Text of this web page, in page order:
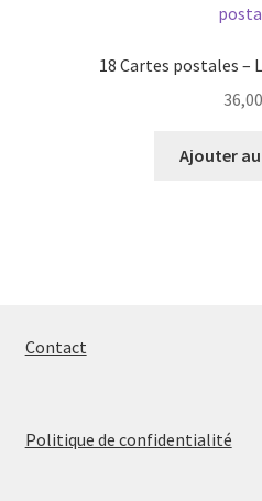
18 Cartes postales –
36,00
Ajouter
Contact
Politique de confidentialité